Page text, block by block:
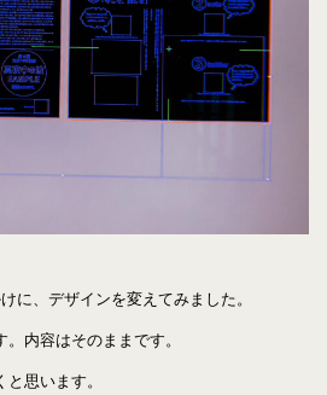
に、デザインを変えてみました。
内容はそのままです。
思います。